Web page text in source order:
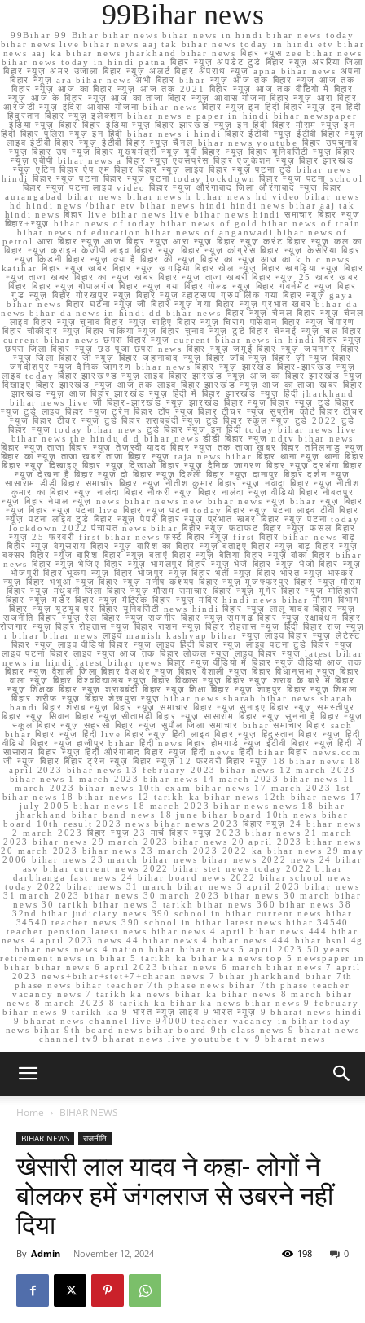
99Bihar news
99Bihar 99 Bihar bihar news bihar news in hindi bihar news today
bihar news live bihar news aaj tak bihar news today in hindi etv bihar
news aaj ka bihar news jharkhand bihar news बिहार न्यूस zee bihar news
bihar news today in hindi patna बिहार न्यूज़ अपडेट टुडे बिहार न्यूज़ अररिया जिला
बिहार न्यूज़ अमर उजाला बिहार न्यूज़ अलर्ट बिहार अपराध न्यूज़ apna bihar news अपना
बिहार न्यूज़ ara bihar news अभी बिहार bihar न्यूज़ आज तक बिहार न्यूज़ आज तक
बिहार न्यूज़ आज का बिहार न्यूज़ आज तक 2021 बिहार न्यूज़ आज तक वीडियो में बिहार
न्यूज़ आज के बिहार न्यूज़ आज का ताजा बिहार न्यूज़ आवास योजना बिहार न्यूज़ आरा बिहार
आरजेडी न्यूज़ इंदिरा आवास योजना bihar news बिहार न्यूज़ इन हिंदी बिहार न्यूज़ इन हिंदी
हिंदुस्तान बिहार न्यूज़ इलेक्शन bihar news e paper in hindi bihar newspaper
इंडिया न्यूज़ बिहार बिहार इंडिया न्यूज़ बिहार झारखंड न्यूज़ इन हिंदी बिहार मौसम न्यूज़ इन
हिंदी बिहार पुलिस न्यूज़ इन हिंदी bihar news i hindi बिहार ईटीवी न्यूज़ ईटीवी बिहार न्यूज़
लाइव ईटीवी बिहार न्यूज़ ईटीवी बिहार न्यूज़ चैनल bihar news youtube बिहार उपचुनाव
न्यूज़ बिहार उप न्यूज़ बिहार मुख्यमंत्री न्यूज़ यूपी बिहार न्यूज़ बिहार यूनिवर्सिटी न्यूज़ बिहार
न्यूज़ एबीपी bihar news a बिहार न्यूज़ एक्सप्रेस बिहार एजुकेशन न्यूज़ बिहार झारखंड
न्यूज़ एटिन बिहार ऐप एम बिहार बिहार न्यूज़ लाइव बिहार न्यूज़ पटना टुडे bihar news
hindi बिहार न्यूज़ पटना बिहार न्यूज़ पटना today lockdown बिहार न्यूज़ पटना school
बिहार न्यूज़ पटना लाइव video बिहार न्यूज़ औरंगाबाद जिला औरंगाबाद न्यूज़ बिहार
aurangabad bihar news bihar news h bihar news hd video bihar news
hd hindi news /bihar etv bihar news hindi hindi news bihar aaj tak
hindi news बिहार live bihar news live bihar news hindi समाचार बिहार न्यूज़
बिहार+न्यूज़ bihar news of today bihar news of gold bihar news of train
bihar news of education bihar news of anganwadi bihar news of
petrol आरा बिहार न्यूज़ आज बिहार न्यूज़ आरा न्यूज़ बिहार न्यूज़ करंट बिहार न्यूज़ कल का
बिहार न्यूज़ क्राइम केजीपी लाइव बिहार न्यूज़ बिहार न्यूज़ कांग्रेस बिहार न्यूज़ केसरिया बिहार
न्यूज़ किडनी बिहार न्यूज़ क्या है बिहार की न्यूज़ बिहार का न्यूज़ आज का k b c news
katihar बिहार न्यूज़ खबर बिहार न्यूज़ खगड़िया बिहार खेल न्यूज़ बिहार खगड़िया न्यूज़ बिहार
न्यूज़ ताजा खबर बिहार का न्यूज़ खबर बिहार न्यूज़ ताजा खबरी बिहार न्यूज़ 25 खबर खबर
बिहार बिहार न्यूज़ गोपालगंज बिहार न्यूज़ गया बिहार गोल्ड न्यूज़ बिहार गवर्नमेंट न्यूज़ बिहार
गुड न्यूज़ बिहार गोरखपुर न्यूज़ बिहार न्यूज़ व्हाट्सप्प ग्रुप लिंक गया बिहार न्यूज़ gaya
bihar news बिहार घटना न्यूज़ जी बिहार न्यूज़ गया बिहार न्यूज़ प्रभात खबर bihar da
news bihar da news in hindi dd bihar news बिहार न्यूज़ चैनल बिहार न्यूज़ चैनल
लाइव बिहार न्यूज़ चुनाव बिहार न्यूज़ चाहिए बिहार न्यूज़ चिराग पासवान बिहार न्यूज़ चंपारण
बिहार चौकीदार न्यूज़ बिहार चकिया न्यूज़ बिहार चुनाव न्यूज़ टुडे बिहार चेन्नई न्यूज़ चल बिहार
current bihar news छपरा बिहार न्यूज़ current bihar news in hindi बिहार न्यूज़
छपरा जिला बिहार न्यूज़ छठ पूजा छपरा news बिहार न्यूज़ जमुई बिहार न्यूज़ जयनगर बिहार
न्यूज़ जिला बिहार जी न्यूज़ बिहार जहानाबाद न्यूज़ बिहार जॉब न्यूज़ बिहार ज़ी न्यूज़ बिहार
जगदीशपुर न्यूज़ दैनिक जागरण bihar news बिहार न्यूज़ झारखंड बिहार-झारखंड न्यूज़
लाइव today बिहार झारखण्ड न्यूज़ लाइव बिहार झारखंड न्यूज़ आज का बिहार झारखंड न्यूज़
दिखाइए बिहार झारखंड न्यूज़ आज तक लाइव बिहार झारखंड न्यूज़ आज का ताजा खबर बिहार
झारखंड न्यूज़ आज बिहार झारखंड न्यूज़ हिंदी में बिहार झारखंड न्यूज़ हिंदी jharkhand
bihar news live जी बिहार-झारखंड न्यूज़ झारखंड बिहार न्यूज़ बिहार न्यूज़ टुडे बिहार
न्यूज़ टुडे लाइव बिहार न्यूज़ ट्रेन बिहार टॉप न्यूज़ बिहार टीचर न्यूज़ सुप्रीम कोर्ट बिहार टीचर
न्यूज़ बिहार टीचर न्यूज़ टुडे बिहार शराबबंदी न्यूज़ टुडे बिहार स्कूल न्यूज़ टुडे 2022 टुडे
बिहार न्यूज़ today bihar news टुडे बिहार न्यूज़ इन हिंदी today bihar news live
bihar news the hindu d d bihar news डीडी बिहार न्यूज़ ndtv bihar news
बिहार न्यूज़ ताजा बिहार न्यूज़ तेजस्वी यादव बिहार न्यूज़ तक ताजा खबर बिहार तमिलनाडु न्यूज़
बिहार का न्यूज़ ताजा खबर ताजा बिहार न्यूज़ taja news bihar बिहार थाना न्यूज़ थाना बिहार
बिहार न्यूज़ दिखाइए बिहार न्यूज़ दिखाओ बिहार न्यूज़ दैनिक जागरण बिहार न्यूज़ दरभंगा बिहार
न्यूज़ देखना है बिहार न्यूज़ दो बिहार न्यूज़ दिल्ली बिहार न्यूज़ दानापुर बिहार दर्शन न्यूज़
सासाराम डीडी बिहार समाचार बिहार न्यूज़ नीतीश कुमार बिहार न्यूज़ नवादा बिहार न्यूज़ नीतीश
कुमार का बिहार न्यूज़ नालंदा बिहार नौकरी न्यूज़ बिहार नालंदा न्यूज़ वीडियो बिहार नौबतपुर
न्यूज़ बिहार नेपाल न्यूज़ news bihar news new bihar news न्यूज़ bihar न्यूज़ बिहार
न्यूज़ बिहार न्यूज़ पटना live बिहार न्यूज़ पटना today बिहार न्यूज़ पटना लाइव टीवी बिहार
न्यूज़ पटना लाइव टुडे बिहार न्यूज़ पेपर बिहार न्यूज़ प्रभात खबर बिहार न्यूज़ पटना today
lockdown 2022 पंचायत news bihar बिहार न्यूज़ फटाफट बिहार न्यूज़ फसल बिहार
न्यूज़ 25 फरवरी first bihar news फर्स्ट बिहार न्यूज़ first बिहार bihar news बाढ़
बिहार न्यूज़ बेगूसराय बिहार न्यूज़ बारिश का बिहार न्यूज़ बताइए बिहार न्यूज़ बाढ़ बिहार न्यूज़
बक्सर बिहार न्यूज़ बारिश बिहार न्यूज़ बताएं बिहार न्यूज़ बेतिया बिहार न्यूज़ बांका बिहार bihar
news बिहार न्यूज़ भेजिए बिहार न्यूज़ भागलपुर बिहार न्यूज़ भेजें बिहार न्यूज़ भेजो बिहार न्यूज़
भोजपुरी बिहार भूकंप न्यूज़ बिहार भोजपुर न्यूज़ बिहार भर्ती न्यूज़ बिहार भारत न्यूज़ भास्कर
न्यूज़ बिहार भभुआ न्यूज़ बिहार न्यूज़ मनीष कश्यप बिहार न्यूज़ मुजफ्फरपुर बिहार न्यूज़ मौसम
बिहार न्यूज़ मधुबनी जिला बिहार न्यूज़ मौसम समाचार बिहार न्यूज़ मुंगेर बिहार न्यूज़ मोतिहारी
बिहार न्यूज़ मर्डर बिहार न्यूज़ मैट्रिक बिहार न्यूज़ मंदिर hindi news bihar मौसम विभाग
बिहार न्यूज़ यूट्यूब पर बिहार यूनिवर्सिटी news hindi बिहार न्यूज़ लालू यादव बिहार न्यूज़
राजनीति बिहार न्यूज़ रेल बिहार न्यूज़ राजगीर बिहार न्यूज़ रामगढ़ बिहार न्यूज़ रक्षाबंधन बिहार
रोजगार न्यूज़ बिहार रोहतास न्यूज़ बिहार राशन न्यूज़ बिहार रोहतास न्यूज़ हिंदी बिहार राज न्यूज़
r bihar bihar news लाइव manish kashyap bihar न्यूज़ लाइव बिहार न्यूज़ लेटेस्ट
बिहार न्यूज़ लाइव वीडियो बिहार न्यूज़ लाइव हिंदी बिहार न्यूज़ लाइव पटना टुडे बिहार न्यूज़
लाइव पटना बिहार लाइव न्यूज़ आज तक बिहार लोकल न्यूज़ लाइव बिहार न्यूज़ latest bihar
news in hindi latest bihar news बिहार न्यूज़ वीडियो में बिहार न्यूज़ वीडियो आज तक
बिहार न्यूज़ वैशाली जिला बिहार वेअथेर न्यूज़ बिहार वैशाली न्यूज़ बिहार विधानसभा न्यूज़ बिहार
वाला न्यूज़ बिहार विश्वविद्यालय न्यूज़ बिहार विकास न्यूज़ बिहार न्यूज़ शराब के बारे में बिहार
न्यूज़ शिक्षक बिहार न्यूज़ शराबबंदी बिहार न्यूज़ शिक्षा बिहार न्यूज़ शाहपुर बिहार न्यूज़ शिमला
बिहार शरीफ न्यूज़ बिहार शेखपुरा न्यूज़ bihar news sharab bihar news sharab
bandi बिहार शराब न्यूज़ बिहार न्यूज़ समाचार बिहार न्यूज़ सुनाइए बिहार न्यूज़ समस्तीपुर
बिहार न्यूज़ सिवान बिहार न्यूज़ सीतामढ़ी बिहार न्यूज़ सासाराम बिहार न्यूज़ सुनना है बिहार न्यूज़
स्कूल बिहार न्यूज़ सहरसा बिहार न्यूज़ सुपौल जिला समाचार bihar समाचार बिहार sach
bihar बिहार न्यूज़ हिंदी live बिहार न्यूज़ हिंदी लाइव बिहार न्यूज़ हिंदुस्तान बिहार न्यूज़ हिंदी
वीडियो बिहार न्यूज़ हाजीपुर bihar हिंदी news बिहार होमगार्ड न्यूज़ ईटीवी बिहार न्यूज़ हिंदी में
सासाराम बिहार न्यूज़ हिंदी औरंगाबाद बिहार न्यूज़ हिंदी news हिंदी bihar बिहार news.com
जी न्यूज बिहार बिहार ट्रेन न्यूज़ बिहार न्यूज़ 12 फरवरी बिहार न्यूज़ 18 bihar news 18
april 2023 bihar news 13 february 2023 bihar news 12 march 2023
bihar news 1 march 2023 bihar news 14 march 2023 bihar news 11
march 2023 bihar news 10th exam bihar news 17 march 2023 1st
bihar news 18 bihar news 12 tarikh ka bihar news 12th bihar news 17
july 2005 bihar news 18 march 2023 bihar news news 18 bihar
jharkhand bihar band news 18 june bihar board 10th news bihar
board 10th result 2023 news bihar news 2023 बिहार न्यूज़ 24 bihar news
2 march 2023 बिहार न्यूज़ 23 मार्च बिहार न्यूज़ 2023 bihar news 21 march
2023 bihar news 29 march 2023 bihar news 20 april 2023 bihar news
20 march 2023 bihar news 23 march 2023 2022 ka bihar news 29 may
2006 bihar news 23 march bihar news bihar news 2022 news 24 bihar
asv bihar current news 2022 bihar stet news today 2022 bihar
darbhanga fast news 24 bihar board news 2022 bihar school news
today 2022 bihar news 31 march bihar news 3 april 2023 bihar news
31 march 2023 bihar news 30 march 2023 bihar news 30 march bihar
news 30 tarikh bihar news 3 tarikh bihar news 360 bihar news 38
32nd bihar judiciary news 390 school in bihar current news bihar
34540 teacher news 390 school in bihar latest news bihar 34540
teacher pension latest news bihar news 4 april bihar news 444 bihar
news 4 april 2023 news 44 bihar news 4 bihar news 444 bihar bsnl 4g
bihar news news 4 nation bihar bihar news 5 april 2023 50 years
retirement news in bihar 5 tarikh ka bihar ka news top 5 newspaper in
bihar bihar news 6 april 2023 bihar news 6 march bihar news 7 april
2023 news+bihar+stet+7+charan news 7 bihar jharkhand bihar 7th
phase news bihar teacher 7th phase news bihar 7th phase teacher
vacancy news 7 tarikh ka news bihar ka bihar news 8 march bihar
news 8 march 2023 8 tarikh ka bihar ka news bihar news 9 february
bihar news 9 tarikh ka 9 भारत न्यूज़ लाइव 9 भारत न्यूज़ 9 bharat news hindi
9 bharat news channel live 94000 teacher vacancy in bihar today
news bihar 9th board news bihar board 9th class news 9 bharat news
channel tv9 bharat news live youtube t v 9 bharat news
Home BIHAR NEWS
BIHAR NEWS राजनीति
खेसारी लाल यादव ने कहा- लोगों ने
बोलकर हमें जंगलराज से उबरने नहीं
दिया
By Admin - November 12, 2024 0
198